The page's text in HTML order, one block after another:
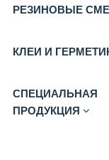
РЕЗИНОВЫЕ
КЛЕИ И
СПЕЦИАЛЬНАЯ
ПРОДУКЦИЯ